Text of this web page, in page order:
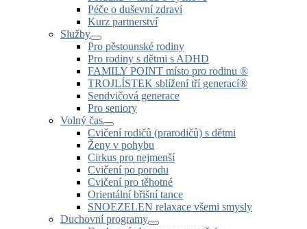
Péče o duševní zdraví
Kurz partnerství
Služby
Pro pěstounské rodiny
Pro rodiny s dětmi s ADHD
FAMILY POINT místo pro rodinu ®
TROJLÍSTEK sblížení tří generací®
Sendvičová generace
Pro seniory
Volný čas
Cvičení rodičů (prarodičů) s dětmi
Ženy v pohybu
Cirkus pro nejmenší
Cvičení po porodu
Cvičení pro těhotné
Orientální břišní tance
SNOEZELEN relaxace všemi smysly
Duchovní programy